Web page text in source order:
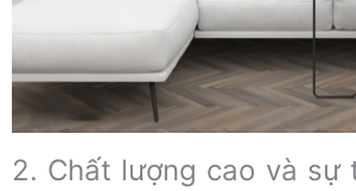
2. Chất lượng cao và sự